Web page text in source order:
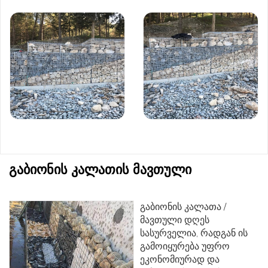
გაბიონის კალათის მავთული
გაბიონის კალათა /
მავთული დღეს
სასურველია, რადგან ის
გამოიყურება უფრო
ეკონომიურად და